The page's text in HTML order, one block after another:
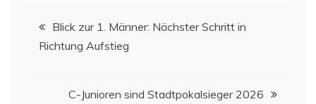
Blick zur 1. Männer: Nächster Schritt in
Richtung Aufstieg
C-Junioren sind Stadtpokalsieger 2026